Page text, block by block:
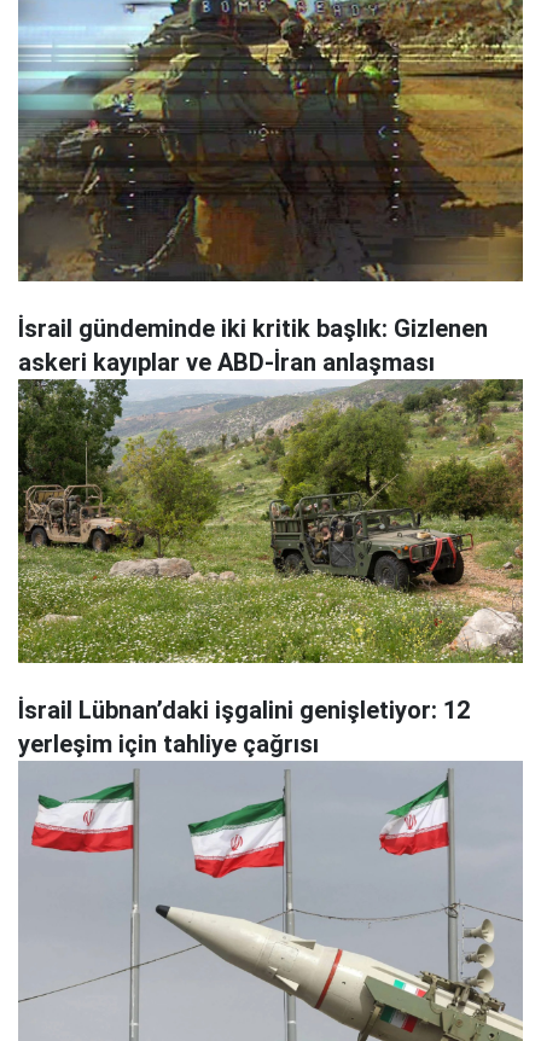
İsrail gündeminde iki kritik başlık: Gizlenen
askeri kayıplar ve ABD-İran anlaşması
İsrail Lübnan’daki işgalini genişletiyor: 12
yerleşim için tahliye çağrısı